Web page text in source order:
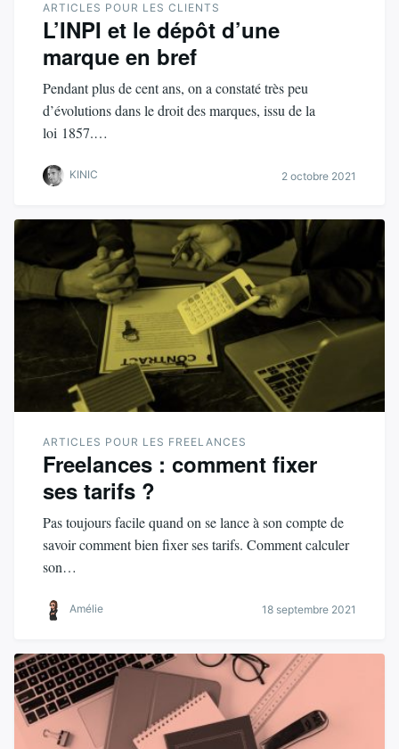
ARTICLES POUR LES CLIENTS
L’INPI et le dépôt d’une
marque en bref
Pendant plus de cent ans, on a constaté très peu
d’évolutions dans le droit des marques, issu de la
loi 1857.…
KINIC 2 octobre 2021
ARTICLES POUR LES FREELANCES
Freelances : comment fixer
ses tarifs ?
Pas toujours facile quand on se lance à son compte de
savoir comment bien fixer ses tarifs. Comment calculer
son…
Amélie 18 septembre 2021